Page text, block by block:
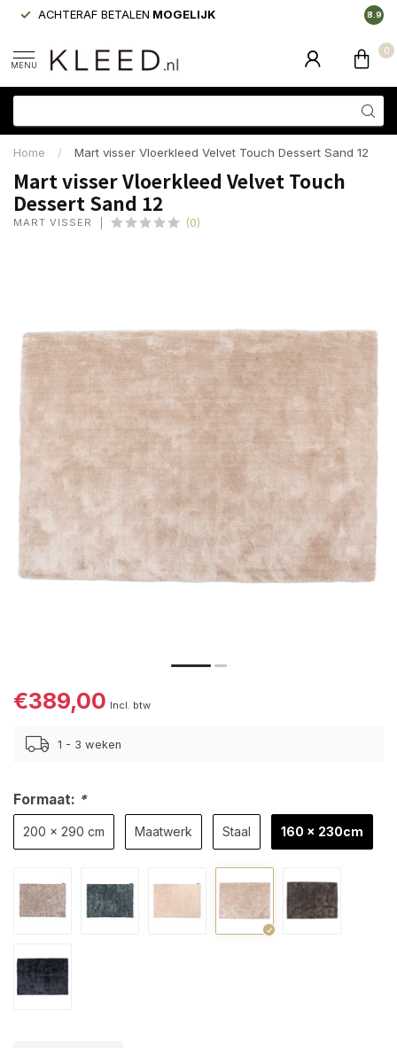
ACHTERAF BETALEN MOGELIJK 8.9
MENU
0
Home / Mart visser Vloerkleed Velvet Touch Dessert Sand 12
Mart visser Vloerkleed Velvet Touch
Dessert Sand 12
MART VISSER (0)
€389,00 Incl. btw
1 - 3 weken
Formaat: *
200 x 290 cm Maatwerk Staal 160 x 230cm